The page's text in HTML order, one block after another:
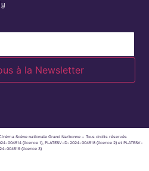
Scène nationale Grand Narbonne – Tous droits réservés
004514 (licence 1), PLATESV-D-2024-004518 (licence 2) et PLATESV-
004519 (licence 3)